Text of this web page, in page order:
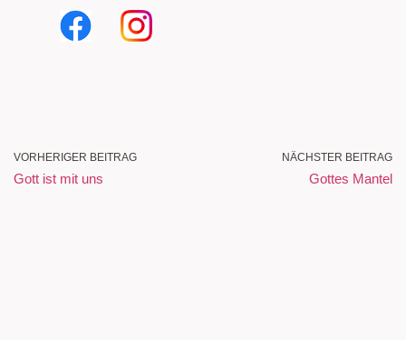
VORHERIGER BEITRAG
Gott ist mit uns
NÄCHSTER BEITRAG
Gottes Mantel